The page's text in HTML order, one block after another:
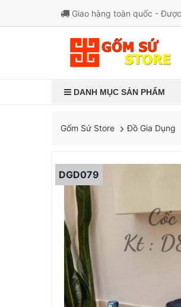
Giao hàng toàn quốc -
DANH MỤC SẢN PHẨM
Gốm Sứ Store Đồ Gia Dụng
DGD079